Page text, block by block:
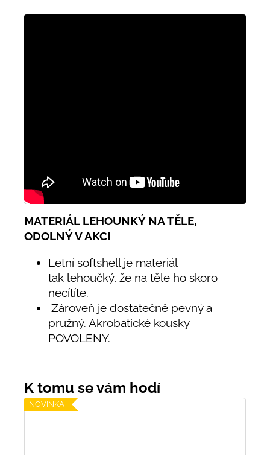
MATERIÁL LEHOUNKÝ NA TĚLE,
ODOLNÝ V AKCI
Letní softshell je materiál
tak lehoučký, že na těle ho skoro
necítíte.
Zároveň je dostatečně pevný a
pružný. Akrobatické kousky
POVOLENY.
NOVINKA